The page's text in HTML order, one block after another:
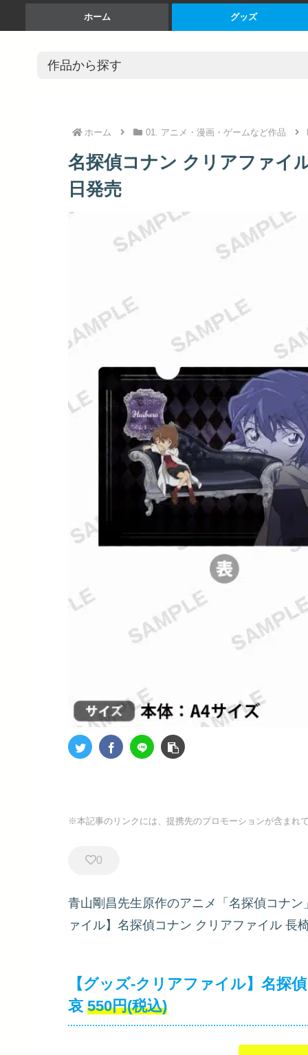
ホーム グッズ
ホーム 01. アニメ・漫画・ゲームなど作品
名探偵コナン クリアファイ
日発売
※本記事のリンクには、提携先のプロモーションが含まれ
0
青山剛昌先生原作のアニメ「名探偵コナ
ァイル】名探偵コナン クリアファイル 長
【グッズ-クリアファイル】名探
哀 550円(税込)